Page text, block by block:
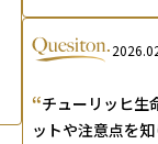
“チューリッヒ生
ットや注意点を知